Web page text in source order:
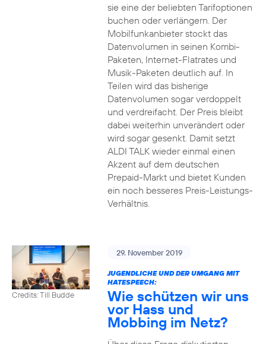
sie eine der beliebten Tarifoptionen
buchen oder verlängern. Der
Mobilfunkanbieter stockt das
Datenvolumen in seinen Kombi-
Paketen, Internet-Flatrates und
Musik-Paketen deutlich auf. In
Teilen wird das bisherige
Datenvolumen sogar verdoppelt
und verdreifacht. Der Preis bleibt
dabei weiterhin unverändert oder
wird sogar gesenkt. Damit setzt
ALDI TALK wieder einmal einen
Akzent auf dem deutschen
Prepaid-Markt und bietet Kunden
ein noch besseres Preis-Leistungs-
Verhältnis.
Credits: Till Budde
29. November 2019
JUGENDLICHE UND DER UMGANG MIT
HATESPEECH:
Wie schützen wir uns
vor Hass und
Mobbing im Netz?